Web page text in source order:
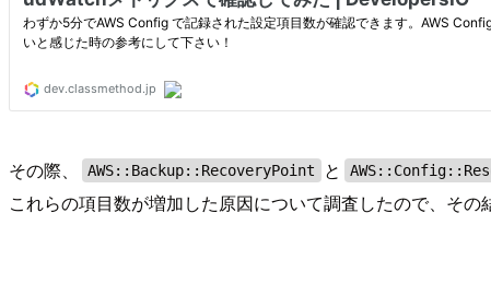
その際、 AWS::Backup::RecoveryPoint と
これらの項目数が増加した原因について調査したので、その